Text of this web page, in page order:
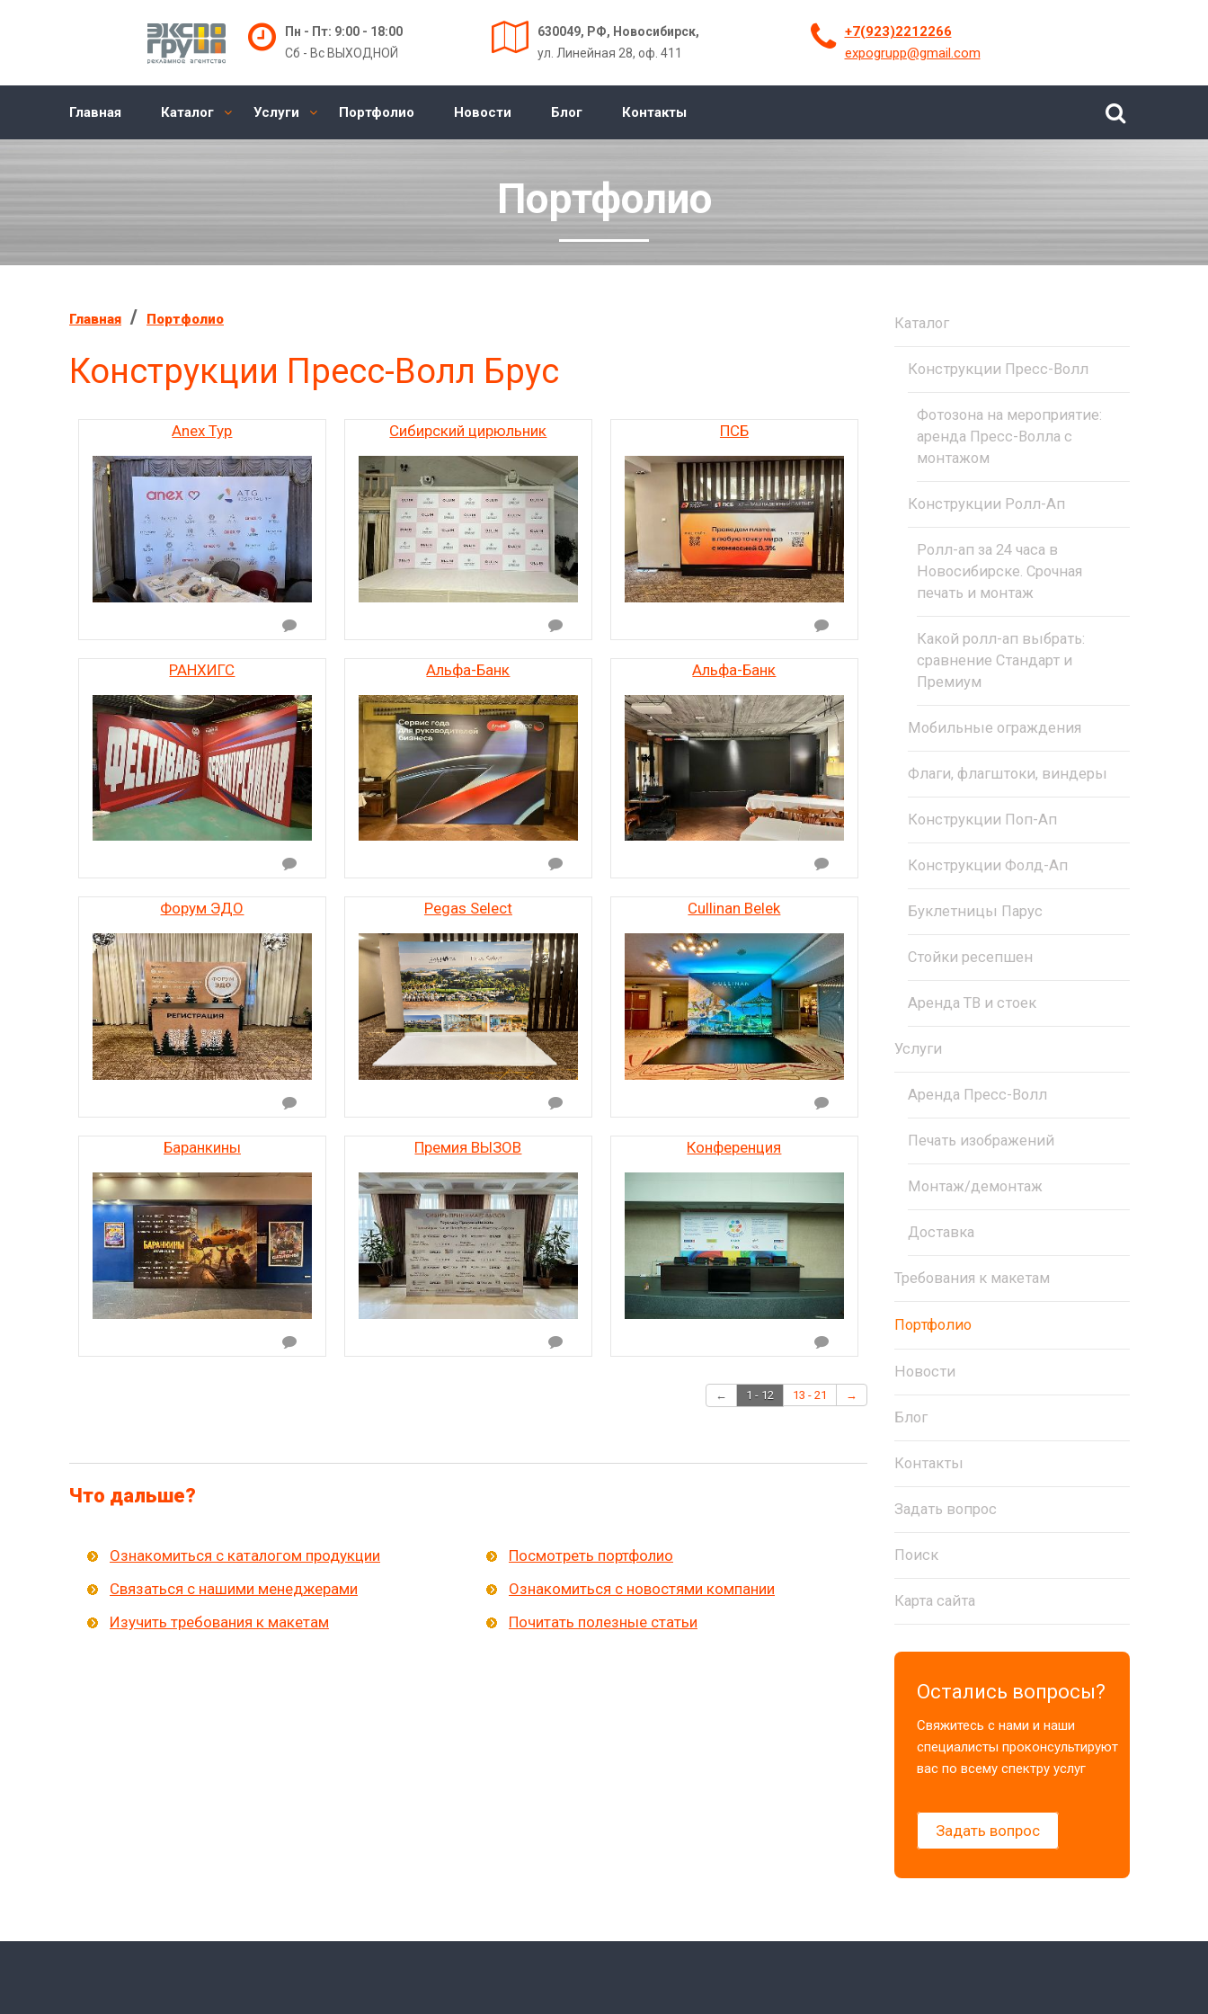
Пн - Пт: 9:00 - 18:00
Сб - Вс ВЫХОДНОЙ
630049, РФ, Новосибирск,
ул. Линейная 28, оф. 411
+7(923)2212266
expogrupp@gmail.com
Главная Каталог Услуги Портфолио Новости Блог Контакты
Портфолио
Главная / Портфолио
Конструкции Пресс-Волл Брус
Anex Тур Сибирский цирюльник ПСБ
РАНХИГС Альфа-Банк Альфа-Банк
Форум ЭДО Pegas Select Cullinan Belek
Баранкины Премия ВЫЗОВ Конференция
← 1 - 12 13 - 21 →
Что дальше?
Ознакомиться с каталогом продукции
Связаться с нашими менеджерами
Изучить требования к макетам
Посмотреть портфолио
Ознакомиться с новостями компании
Почитать полезные статьи
Каталог
Конструкции Пресс-Волл
Фотозона на мероприятие:
аренда Пресс-Волла с
монтажом
Конструкции Ролл-Ап
Ролл-ап за 24 часа в
Новосибирске. Срочная
печать и монтаж
Какой ролл-ап выбрать:
сравнение Стандарт и
Премиум
Мобильные ограждения
Флаги, флагштоки, виндеры
Конструкции Поп-Ап
Конструкции Фолд-Ап
Буклетницы Парус
Стойки ресепшен
Аренда ТВ и стоек
Услуги
Аренда Пресс-Волл
Печать изображений
Монтаж/демонтаж
Доставка
Требования к макетам
Портфолио
Новости
Блог
Контакты
Задать вопрос
Поиск
Карта сайта
Остались вопросы?
Свяжитесь с нами и наши
специалисты проконсультируют
вас по всему спектру услуг
Задать вопрос